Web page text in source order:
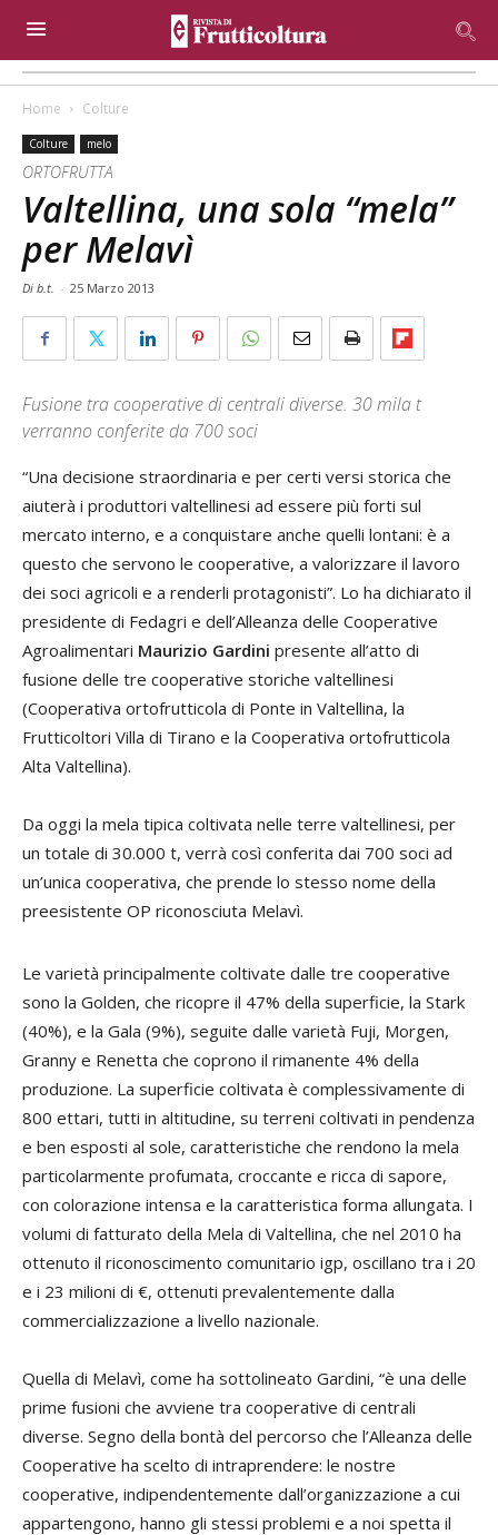
Home Colture
Colture melo
ORTOFRUTTA
Valtellina, una sola “mela”
per Melavì
Di b.t. - 25 Marzo 2013
Fusione tra cooperative di centrali diverse. 30 mila t
verranno conferite da 700 soci
“Una decisione straordinaria e per certi versi storica che
aiuterà i produttori valtellinesi ad essere più forti sul
mercato interno, e a conquistare anche quelli lontani: è a
questo che servono le cooperative, a valorizzare il lavoro
dei soci agricoli e a renderli protagonisti”. Lo ha dichiarato il
presidente di Fedagri e dell’Alleanza delle Cooperative
Agroalimentari Maurizio Gardini presente all’atto di
fusione delle tre cooperative storiche valtellinesi
(Cooperativa ortofrutticola di Ponte in Valtellina, la
Frutticoltori Villa di Tirano e la Cooperativa ortofrutticola
Alta Valtellina).
Da oggi la mela tipica coltivata nelle terre valtellinesi, per
un totale di 30.000 t, verrà così conferita dai 700 soci ad
un’unica cooperativa, che prende lo stesso nome della
preesistente OP riconosciuta Melavì.
Le varietà principalmente coltivate dalle tre cooperative
sono la Golden, che ricopre il 47% della superficie, la Stark
(40%), e la Gala (9%), seguite dalle varietà Fuji, Morgen,
Granny e Renetta che coprono il rimanente 4% della
produzione. La superficie coltivata è complessivamente di
800 ettari, tutti in altitudine, su terreni coltivati in pendenza
e ben esposti al sole, caratteristiche che rendono la mela
particolarmente profumata, croccante e ricca di sapore,
con colorazione intensa e la caratteristica forma allungata. I
volumi di fatturato della Mela di Valtellina, che nel 2010 ha
ottenuto il riconoscimento comunitario igp, oscillano tra i 20
e i 23 milioni di €, ottenuti prevalentemente dalla
commercializzazione a livello nazionale.
Quella di Melavì, come ha sottolineato Gardini, “è una delle
prime fusioni che avviene tra cooperative di centrali
diverse. Segno della bontà del percorso che l’Alleanza delle
Cooperative ha scelto di intraprendere: le nostre
cooperative, indipendentemente dall’organizzazione a cui
appartengono, hanno gli stessi problemi e a noi spetta il